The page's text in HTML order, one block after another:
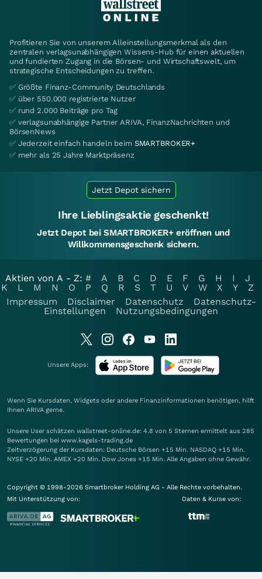
Profitieren Sie von unserem Alleinstellungsmerkmal als den
zentralen verlagsunabhängigen Wissens-Hub für einen aktuellen
und fundierten Zugang in die Börsen- und Wirtschaftswelt, um
strategische Entscheidungen zu treffen.
✅ Größte Finanz-Community Deutschlands
✅ über 550.000 registrierte Nutzer
✅ rund 2.000 Beiträge pro Tag
✅ verlagsunabhängige Partner ARIVA, FinanzNachrichten und
BörsenNews
✅ Jederzeit einfach handeln beim SMARTBROKER+
✅ mehr als 25 Jahre Marktpräsenz
Jetzt Depot sichern
Ihre Lieblingsaktie geschenkt!
Jetzt Depot bei SMARTBROKER+ eröffnen und
Willkommensgeschenk sichern.
Aktien von A - Z: # A B C D E F G H I
J
K
L M N O P Q R S T U V W X Y
Z
Impressum
Disclaimer Datenschutz
Datenschutz-
Einstellungen
Nutzungsbedingungen
Unsere Apps:
Wenn Sie Kursdaten, Widgets oder andere Finanzinformationen benötigen, hilft
Ihnen ARIVA gerne.
Unsere User schätzen wallstreet-online.de: 4.8 von 5 Sternen ermittelt aus 285
Bewertungen bei www.kagels-trading.de
Zeitverzögerung der Kursdaten: Deutsche Börsen +15 Min. NASDAQ +15 Min.
NYSE +20 Min. AMEX +20 Min. Dow Jones +15 Min. Alle Angaben ohne Gewähr.
Copyright © 1998-2026 Smartbroker Holding AG - Alle Rechte vorbehalten.
Mit Unterstützung von:
Daten & Kurse von: